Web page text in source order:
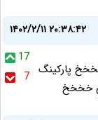
۱۴۰۲/۲/۱۱ ۲۰:۳۸:۴۲
17
7 پارکينگ
خخخخ